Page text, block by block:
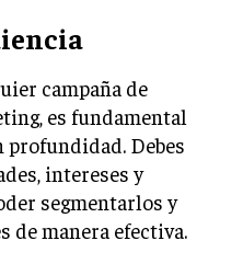
Y GESTIÓN DE
TECNOLÓGICAS
DEL CLIENTE
campaña de
es fundamental
profundidad. Debes
intereses y
segmentarlos y
de manera efectiva.